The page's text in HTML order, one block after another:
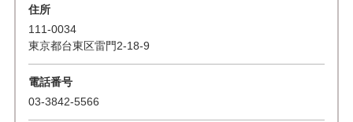
住所
111-0034
東京都台東区雷門2-18-9
電話番号
03-3842-5566